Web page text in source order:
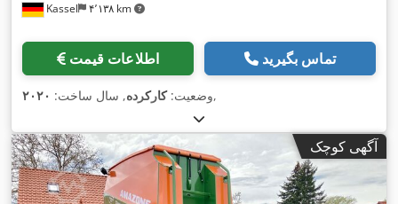
Kassel ۴٬۱۳۸ km
اطلاعات قیمت تماس بگیرید
وضعیت:کارکرده, سال ساخت: ۲۰۲۰ ,
آگهی کوچک